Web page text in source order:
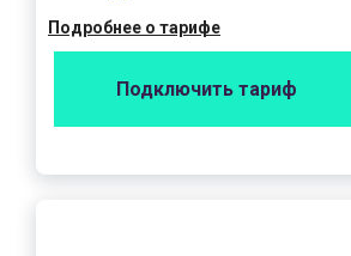
Подробнее о тарифе
Подключить тариф